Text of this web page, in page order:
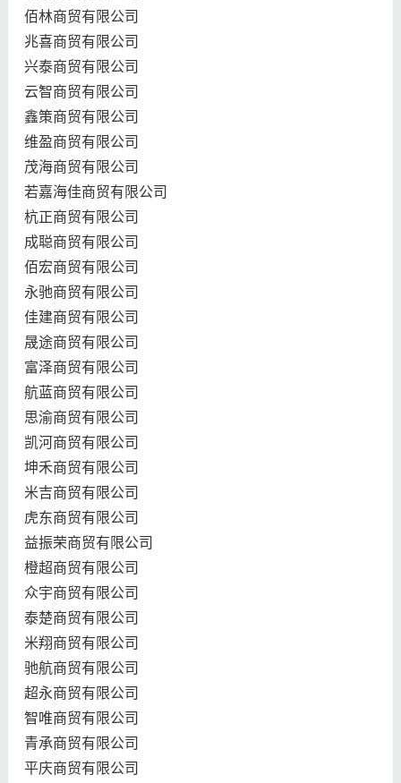
佰林商贸有限公司
兆喜商贸有限公司
兴泰商贸有限公司
云智商贸有限公司
鑫策商贸有限公司
维盈商贸有限公司
茂海商贸有限公司
若嘉海佳商贸有限公司
杭正商贸有限公司
成聪商贸有限公司
佰宏商贸有限公司
永驰商贸有限公司
佳建商贸有限公司
晟途商贸有限公司
富泽商贸有限公司
航蓝商贸有限公司
思渝商贸有限公司
凯河商贸有限公司
坤禾商贸有限公司
米吉商贸有限公司
虎东商贸有限公司
益振荣商贸有限公司
橙超商贸有限公司
众宇商贸有限公司
泰楚商贸有限公司
米翔商贸有限公司
驰航商贸有限公司
超永商贸有限公司
智唯商贸有限公司
青承商贸有限公司
平庆商贸有限公司